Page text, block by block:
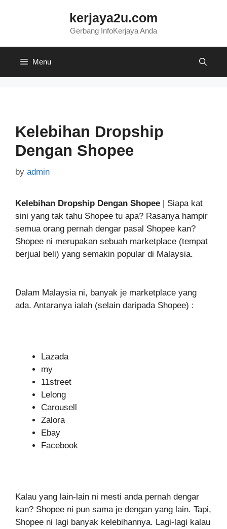
kerjaya2u.com
Gerbang InfoKerjaya Anda
Menu
Kelebihan Dropship
Dengan Shopee
by admin
Kelebihan Dropship Dengan Shopee | Siapa kat
sini yang tak tahu Shopee tu apa? Rasanya hampir
semua orang pernah dengar pasal Shopee kan?
Shopee ni merupakan sebuah marketplace (tempat
berjual beli) yang semakin popular di Malaysia.
Dalam Malaysia ni, banyak je marketplace yang
ada. Antaranya ialah (selain daripada Shopee) :
Lazada
my
11street
Lelong
Carousell
Zalora
Ebay
Facebook
Kalau yang lain-lain ni mesti anda pernah dengar
kan? Shopee ni pun sama je dengan yang lain. Tapi,
Shopee ni lagi banyak kelebihannya. Lagi-lagi kalau